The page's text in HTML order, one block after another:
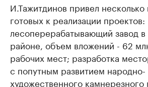
И.Тажитдинов привел
готовых к реализации проектов:
лесоперерабатывающий завод
районе, объем вложений - 62
рабочих мест; разработка
с попутным развитием народно-
художественного